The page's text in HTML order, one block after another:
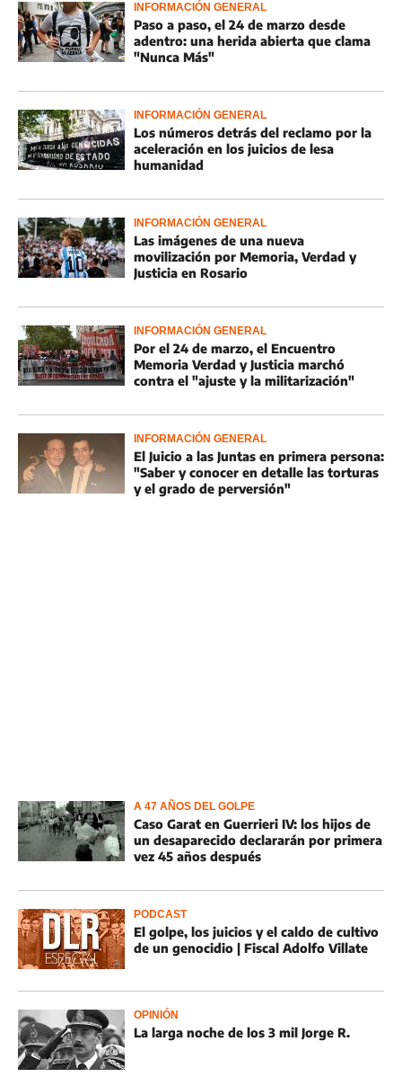
INFORMACIÓN GENERAL
Paso a paso, el 24 de marzo desde
adentro: una herida abierta que clama
"Nunca Más"
INFORMACIÓN GENERAL
Los números detrás del reclamo por la
aceleración en los juicios de lesa
humanidad
INFORMACIÓN GENERAL
Las imágenes de una nueva
movilización por Memoria, Verdad y
Justicia en Rosario
INFORMACIÓN GENERAL
Por el 24 de marzo, el Encuentro
Memoria Verdad y Justicia marchó
contra el "ajuste y la militarización"
INFORMACIÓN GENERAL
El Juicio a las Juntas en primera persona:
"Saber y conocer en detalle las torturas
y el grado de perversión"
A 47 AÑOS DEL GOLPE
Caso Garat en Guerrieri IV: los hijos de
un desaparecido declararán por primera
vez 45 años después
PODCAST
El golpe, los juicios y el caldo de cultivo
de un genocidio | Fiscal Adolfo Villate
OPINIÓN
La larga noche de los 3 mil Jorge R.